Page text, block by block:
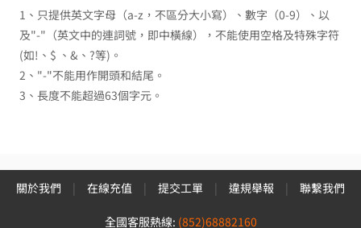
1、只提供英文字母（a-z，不區分大小寫）、數字（0-9）、以
及"-"（英文中的連詞號，即中橫線），不能使用空格及特殊字符
(如!、$ 、&、?等)。
2、"-"不能用作開頭和結尾。
3、長度不能超過63個字元。
關於我們 | 在線充值 | 提交工單 | 違規舉報 | 聯繫我們
全國客服熱線: (852)68882160